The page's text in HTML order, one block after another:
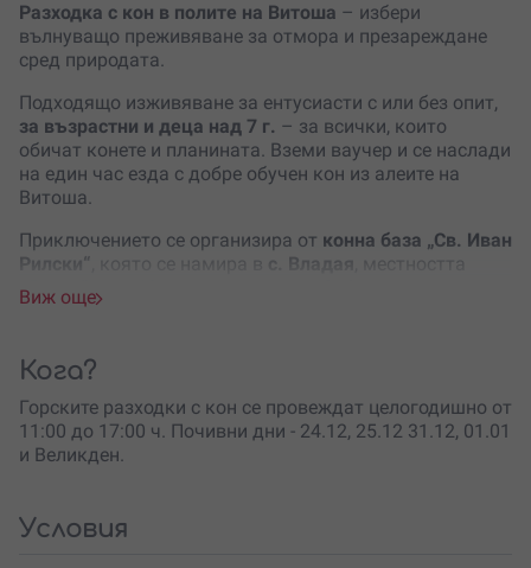
Разходка с кон в полите на Витоша – избери
вълнуващо преживяване за отмора и презареждане
сред природата.
Подходящо изживяване за ентусиасти с или без опит,
за възрастни и деца над 7 г. – за всички, които
обичат конете и планината. Вземи ваучер и се наслади
на един час езда с добре обучен кон из алеите на
Витоша.
Приключението се организира от конна база „Св. Иван
Рилски“
с. Владая
„Ямите“ – на 13 км от центъра на София.
преживяване сред природата и възможност да
опознаеш едно от най-благородните животни.
Ездата се провежда спрофесионален инструктор,
който дава насоки преди и по време на разходката.
Осигурена е и екипировка.
опитен ездач
живописните пътеки, чистия планински въздух и
Виж още
Кога?
Горските разходки с кон се провеждат целогодишно от
11:00 до 17:00 ч. Почивни дни - 24.12, 25.12 31.12, 01.01
и Великден.
Условия